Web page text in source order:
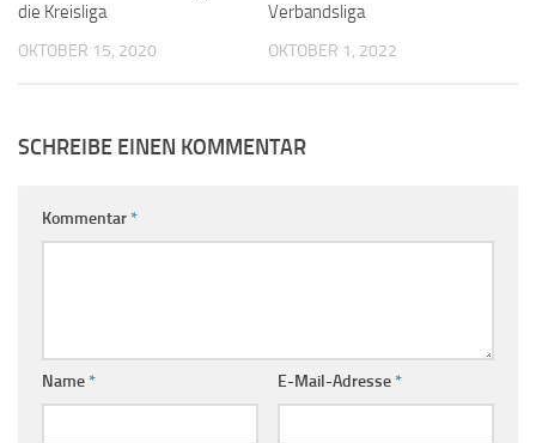
die Kreisliga
OKTOBER 15, 2020
Verbandsliga
OKTOBER 1, 2022
SCHREIBE EINEN KOMMENTAR
Kommentar*
Name* E-Mail-Adresse*